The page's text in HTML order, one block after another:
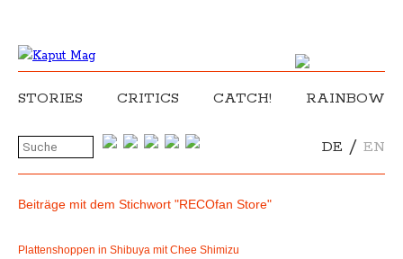
STORIES CRITICS CATCH! RAINBOW
DE / EN
Beiträge mit dem Stichwort "RECOfan Store"
Plattenshoppen in Shibuya mit Chee Shimizu